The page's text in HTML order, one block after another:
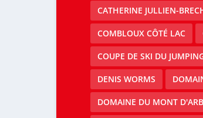
CATHERINE JULLIEN-
COMBLOUX CÔTÉ LAC
COUPE DE SKI DU
DENIS WORMS
DOMAINE DU MONT